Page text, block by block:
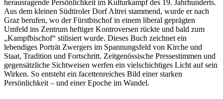
herausragende Persönlichkeit im Kulturkampf des 19. Jahrhunderts.
Aus dem kleinen Südtiroler Dorf Altrei stammend, wurde er nach
Graz berufen, wo der Fürstbischof in einem liberal geprägten
Umfeld ins Zentrum heftiger Kontroversen rückte und bald zum
„Kampfbischof“ stilisiert wurde. Dieses Buch zeichnet ein
lebendiges Porträt Zwergers im Spannungsfeld von Kirche und
Staat, Tradition und Fortschritt. Zeitgenössische Pressestimmen und
gegensätzliche Sichtweisen werfen ein vielschichtiges Licht auf sein
Wirken. So entsteht ein facettenreiches Bild einer starken
Persönlichkeit – und einer Epoche im Wandel.